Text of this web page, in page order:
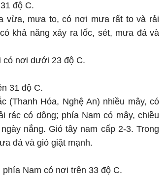
độ C.
vừa, mưa to, có nơi mưa rất to và rải
khả năng xảy ra lốc, sét, mưa đá và
có nơi dưới 23 độ C.
31 độ C.
(Thanh Hóa, Nghệ An) nhiều mây, có
rác có dông; phía Nam có mây, chiều
nắng. Gió tây nam cấp 2-3. Trong
đá và gió giật mạnh.
Nam có nơi trên 33 độ C.